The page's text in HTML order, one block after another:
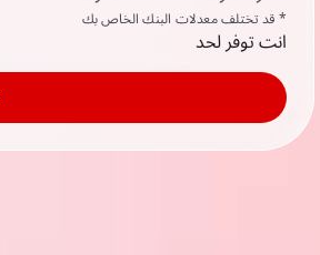
* قد تختلف معدلات البنك الخاص بك
انت توفر لحد